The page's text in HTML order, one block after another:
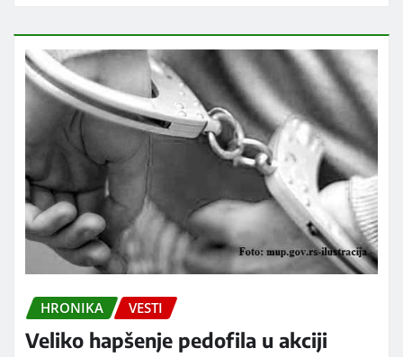
HRONIKA VESTI
Veliko hapšenje pedofila u akciji